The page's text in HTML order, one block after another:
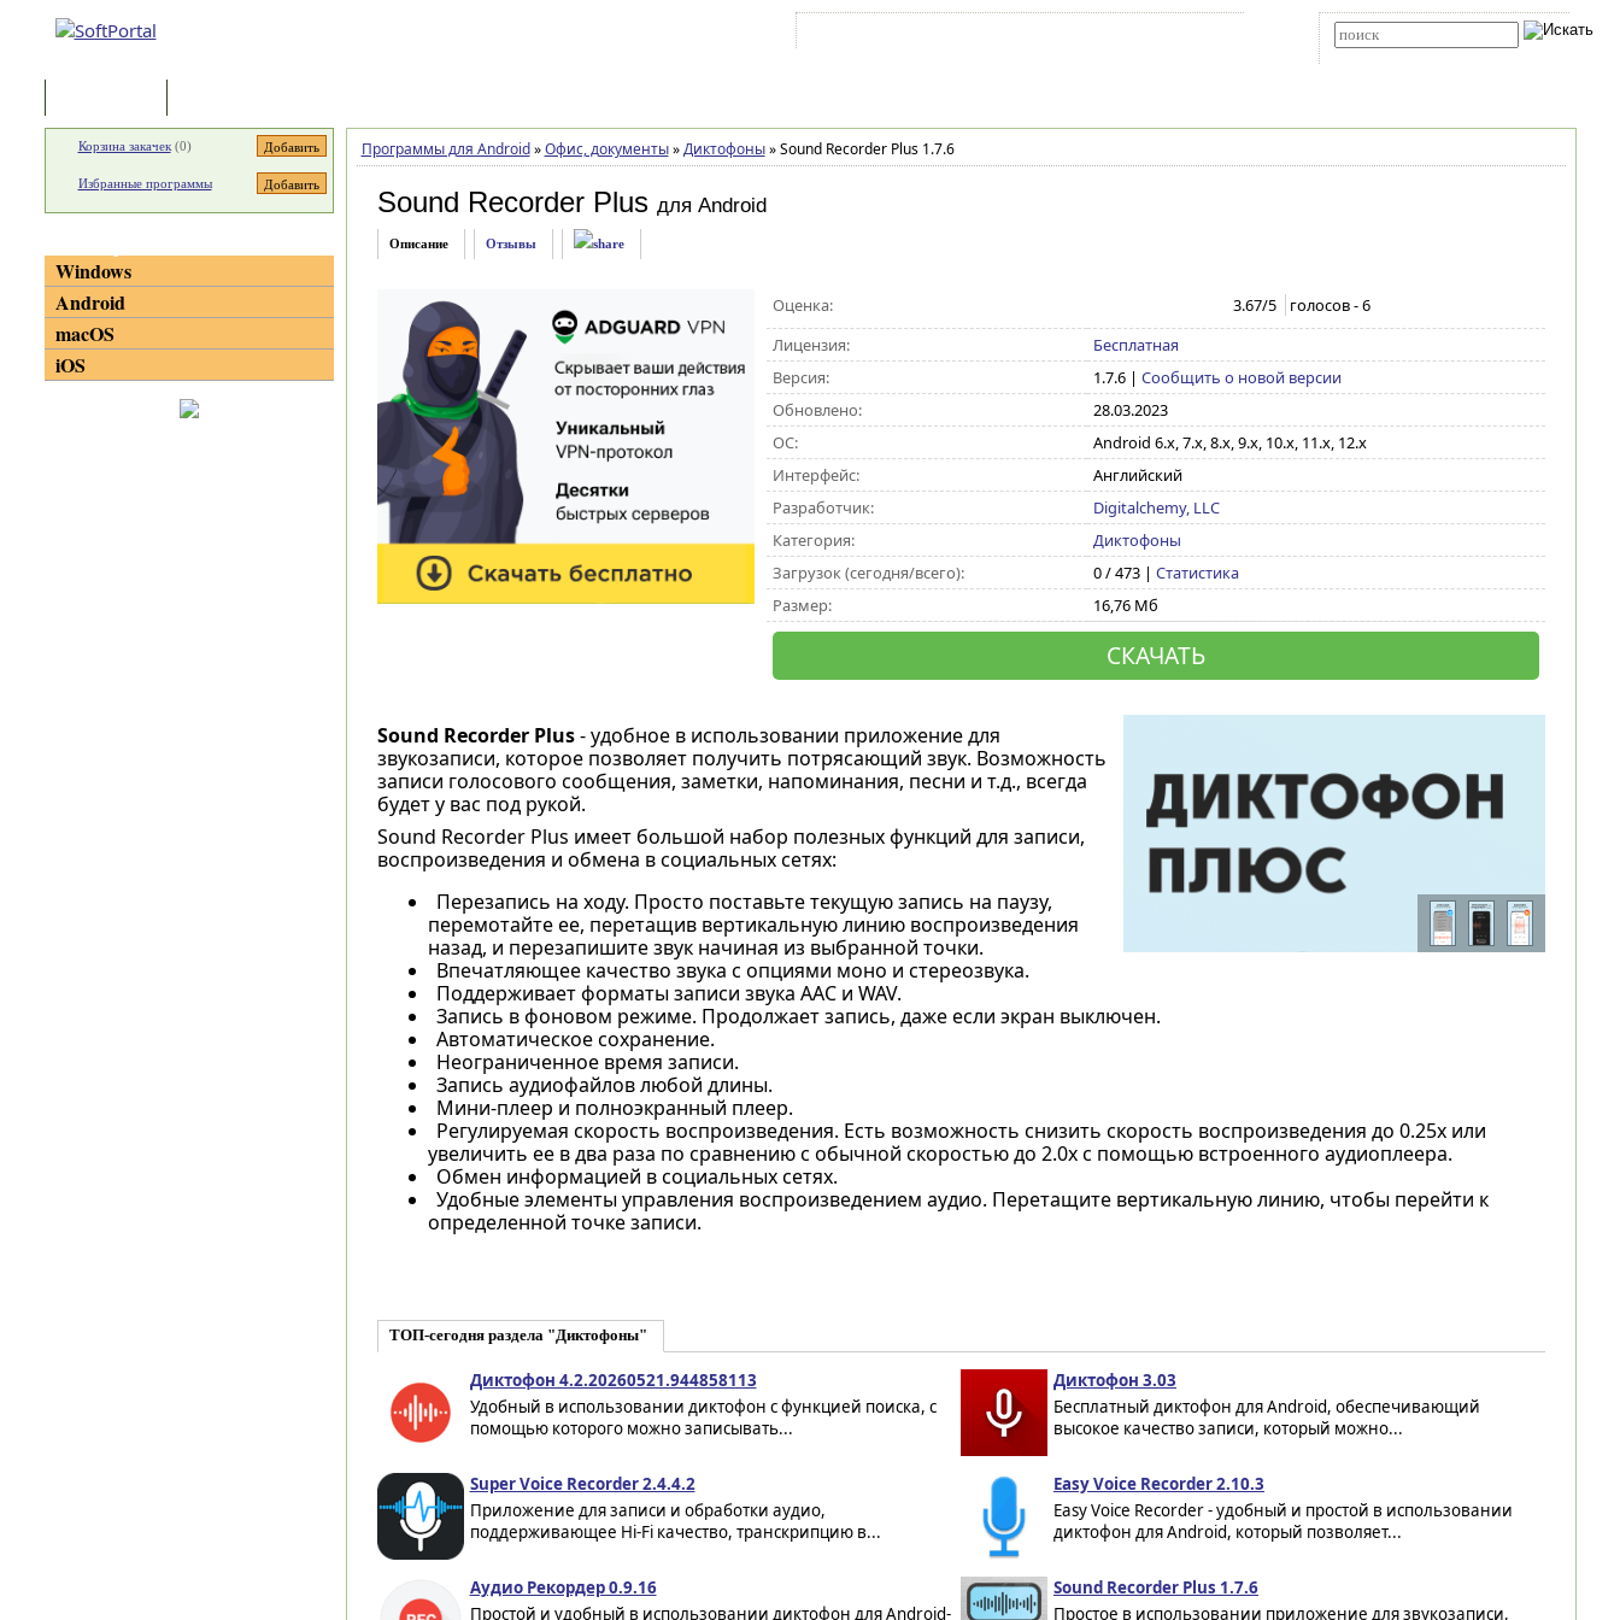
Программы для Android » Офис, документы » Диктофоны »Sound Recorder Plus 1.7.6
Sound Recorder Plus для Android
Описание Отзывы
Оценка: 3.67/5 голосов -6
Лицензия:
Бесплатная
Версия:
1.7.6| Сообщить о новой версии
Обновлено:
28.03.2023
ОС:
Android 6.x, 7.x, 8.x, 9.x, 10.x, 11.x, 12.x
Интерфейс:
Английский
Разработчик:
Digitalchemy, LLC
Категория:
Диктофоны
Загрузок (сегодня/всего):
0 / 473 | Статистика
Размер:
16,76 Мб
СКАЧАТЬ
Sound Recorder Plus- удобное в использовании приложение для
звукозаписи, которое позволяет получить потрясающий звук. Возможность
записи голосового сообщения, заметки, напоминания, песни и т.д., всегда
будет у вас под рукой.
Sound Recorder Plus имеет большой набор полезных функций для записи,
воспроизведения и обмена в социальных сетях:
Перезапись на ходу. Просто поставьте текущую запись на паузу,
перемотайте ее, перетащив вертикальную линию воспроизведения
назад, и перезапишите звук начиная из выбранной точки.
Впечатляющее качество звука с опциями моно и стереозвука.
Поддерживает форматы записи звука AAC и WAV.
Запись в фоновом режиме. Продолжает запись, даже если экран выключен.
Автоматическое сохранение.
Неограниченное время записи.
Запись аудиофайлов любой длины.
Мини-плеер и полноэкранный плеер.
Регулируемая скорость воспроизведения. Есть возможность снизить скорость воспроизведения до 0.25x или
увеличить ее в два раза по сравнению с обычной скоростью до 2.0x с помощью встроенного аудиоплеера.
Обмен информацией в социальных сетях.
Удобные элементы управления воспроизведением аудио. Перетащите вертикальную линию, чтобы перейти к
определенной точке записи.
ТОП-сегодня раздела "Диктофоны"
Диктофон 4.2.20260521.944858113
Удобный в использовании диктофон с функцией поиска, с
помощью которого можно записывать...
Диктофон 3.03
Бесплатный диктофон для Android, обеспечивающий
высокое качество записи, который можно...
Super Voice Recorder 2.4.4.2
Приложение для записи и обработки аудио,
поддерживающее Hi-Fi качество, транскрипцию в...
Easy Voice Recorder 2.10.3
Easy Voice Recorder - удобный и простой в использовании
диктофон для Android, который позволяет...
Аудио Рекордер 0.9.16
Простой и удобный в использовании диктофон для Android-
Sound Recorder Plus 1.7.6
Простое в использовании приложение для звукозаписи,
Корзина закачек(0)
Избранные программы
Windows
Android
macOS
iOS